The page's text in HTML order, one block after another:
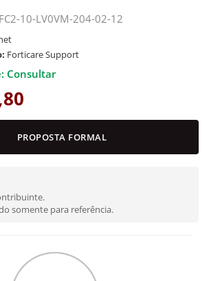
10-LV0VM-204-02-12
Forticare Support
Consultar
PROPOSTA FORMAL
somente para referência.